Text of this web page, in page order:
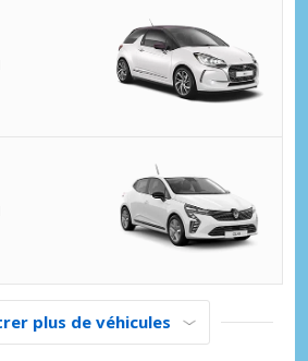
plus de véhicules